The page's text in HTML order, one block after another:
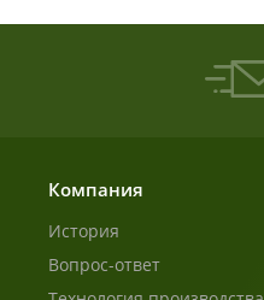
Компания
История
Вопрос-ответ